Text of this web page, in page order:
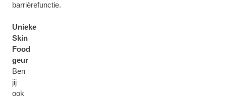
barrièrefunctie.
Unieke
Skin
Food
geur
Ben
jij
ook